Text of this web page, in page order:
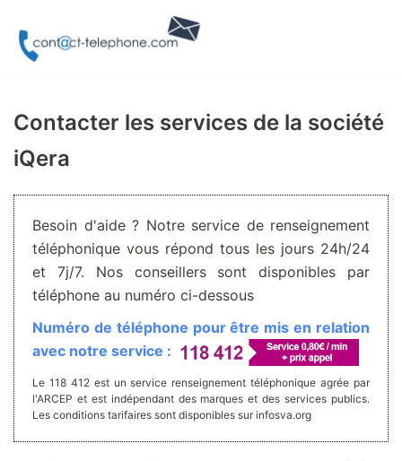
Aller
Contacter les services de la société
iQera
Besoin d'aide ? Notre service de renseignement
téléphonique vous répond tous les jours 24h/24
et 7j/7. Nos conseillers sont disponibles par
téléphone au numéro ci-dessous
Numéro de téléphone pour être mis en relation
avec notre service :
Le 118 412 est un service renseignement téléphonique agrée par
l'ARCEP et est indépendant des marques et des services publics.
Les conditions tarifaires sont disponibles sur infosva.org